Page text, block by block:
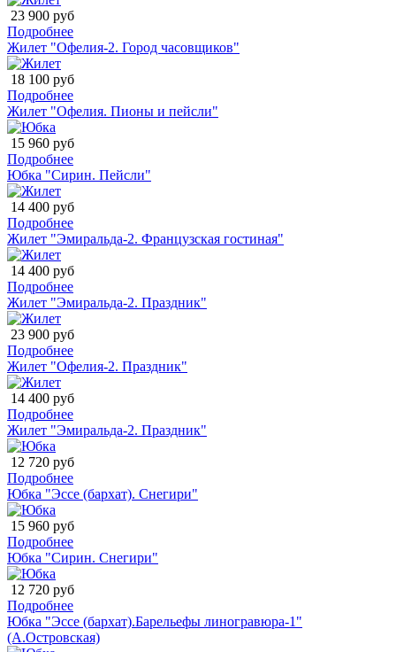
23 900 руб
Подробнее
Жилет "Офелия-2. Город часовщиков"
18 100 руб
Подробнее
Жилет "Офелия. Пионы и пейсли"
15 960 руб
Подробнее
Юбка "Сирин. Пейсли"
14 400 руб
Подробнее
Жилет "Эмиральда-2. Французская гостиная"
14 400 руб
Подробнее
Жилет "Эмиральда-2. Праздник"
23 900 руб
Подробнее
Жилет "Офелия-2. Праздник"
14 400 руб
Подробнее
Жилет "Эмиральда-2. Праздник"
12 720 руб
Подробнее
Юбка "Эссе (бархат). Снегири"
15 960 руб
Подробнее
Юбка "Сирин. Снегири"
12 720 руб
Подробнее
Юбка "Эссе (бархат).Барельефы линогравюра-1"
(А.Островская)